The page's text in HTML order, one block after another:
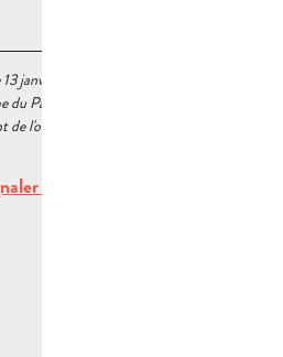
janvier 2026 à 16:24
Pays d’Aubagne et de l’Étoile
l'offre :
une erreur